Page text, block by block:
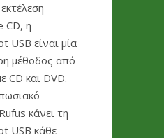
CD, η
USB είναι μία
μέθοδος από
CD και DVD.
κάνει τη
USB κάθε